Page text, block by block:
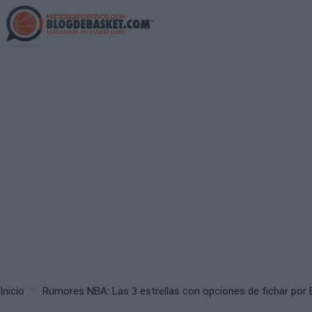
Skip
to
main
Breadcrumb
Inicio Rumores NBA: Las 3 estrellas con opciones de fichar por